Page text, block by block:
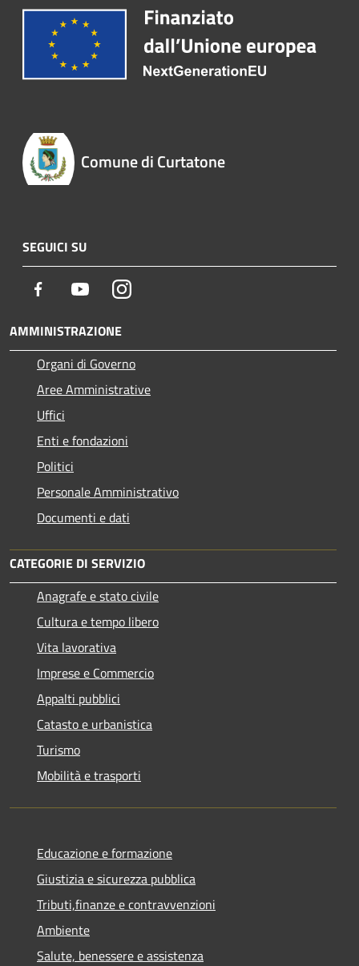
Comune di Curtatone
SEGUICI SU
Facebook YoutubeInstagram
AMMINISTRAZIONE
Organi di Governo
Aree Amministrative
Uffici
Enti e fondazioni
Politici
Personale Amministrativo
Documenti e dati
CATEGORIE DI SERVIZIO
Anagrafe e stato civile
Cultura e tempo libero
Vita lavorativa
Imprese e Commercio
Appalti pubblici
Catasto e urbanistica
Turismo
Mobilità e trasporti
Educazione e formazione
Giustizia e sicurezza pubblica
Tributi,finanze e contravvenzioni
Ambiente
Salute, benessere e assistenza